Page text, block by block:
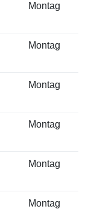
Montag
Montag
Montag
Montag
Montag
Montag